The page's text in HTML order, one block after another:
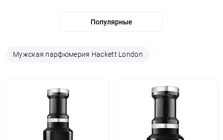
Мужская парфюмерия Hackett London